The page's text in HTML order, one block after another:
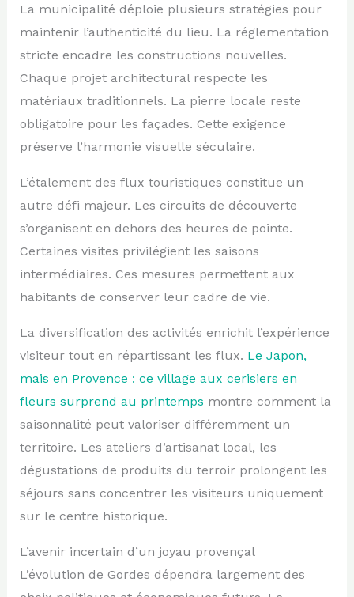
La municipalité déploie plusieurs stratégies pour
maintenir l’authenticité du lieu. La réglementation
stricte encadre les constructions nouvelles.
Chaque projet architectural respecte les
matériaux traditionnels. La pierre locale reste
obligatoire pour les façades. Cette exigence
préserve l’harmonie visuelle séculaire.
L’étalement des flux touristiques constitue un
autre défi majeur. Les circuits de découverte
s’organisent en dehors des heures de pointe.
Certaines visites privilégient les saisons
intermédiaires. Ces mesures permettent aux
habitants de conserver leur cadre de vie.
La diversification des activités enrichit l’expérience
visiteur tout en répartissant les flux. Le Japon,
mais en Provence : ce village aux cerisiers en
fleurs surprend au printemps montre comment la
saisonnalité peut valoriser différemment un
territoire. Les ateliers d’artisanat local, les
dégustations de produits du terroir prolongent les
séjours sans concentrer les visiteurs uniquement
sur le centre historique.
L’avenir incertain d’un joyau provençal
L’évolution de Gordes dépendra largement des